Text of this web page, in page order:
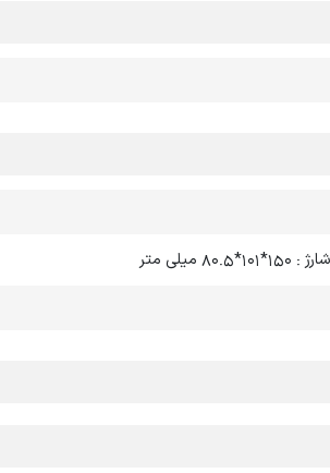
میلی متر